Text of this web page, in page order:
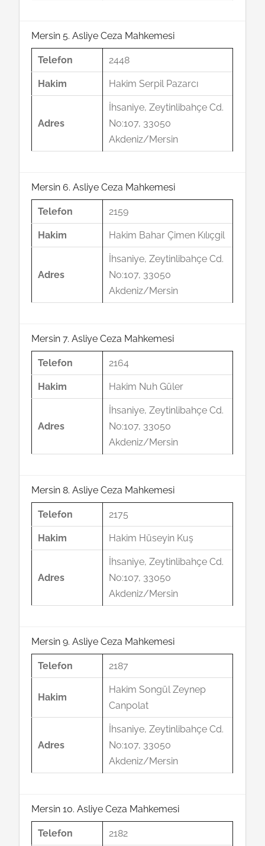
Mersin 5. Asliye Ceza Mahkemesi
Telefon 2448
Hakim Hakim Serpil Pazarcı
Adres
İhsaniye, Zeytinlibahçe Cd.
No:107, 33050
Akdeniz/Mersin
Mersin 6. Asliye Ceza Mahkemesi
Telefon 2159
Hakim Hakim Bahar Çimen Kılıçgil
Adres
İhsaniye, Zeytinlibahçe Cd.
No:107, 33050
Akdeniz/Mersin
Mersin 7. Asliye Ceza Mahkemesi
Telefon 2164
Hakim Hakim Nuh Güler
Adres
İhsaniye, Zeytinlibahçe Cd.
No:107, 33050
Akdeniz/Mersin
Mersin 8. Asliye Ceza Mahkemesi
Telefon 2175
Hakim Hakim Hüseyin Kuş
Adres
İhsaniye, Zeytinlibahçe Cd.
No:107, 33050
Akdeniz/Mersin
Mersin 9. Asliye Ceza Mahkemesi
Telefon 2187
Hakim
Hakim Songül Zeynep
Canpolat
Adres
İhsaniye, Zeytinlibahçe Cd.
No:107, 33050
Akdeniz/Mersin
Mersin 10. Asliye Ceza Mahkemesi
Telefon 2182